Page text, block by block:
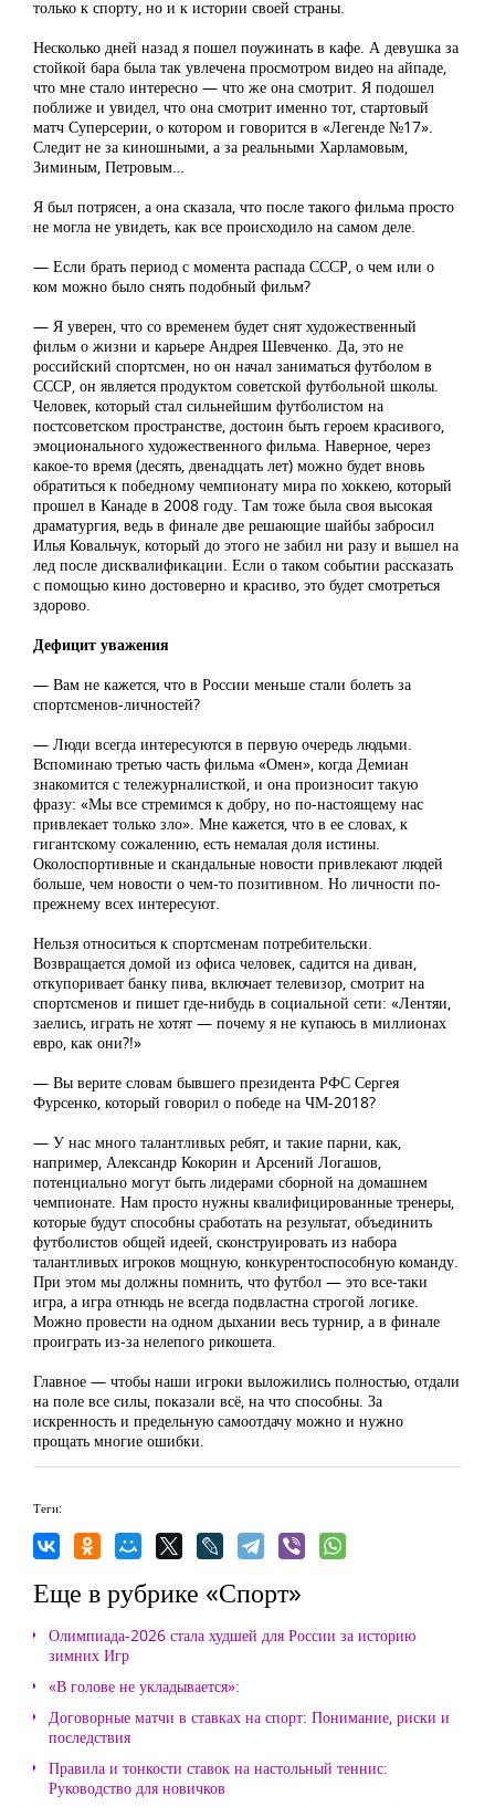
только к спорту, но и к истории своей страны.
Несколько дней назад я пошел поужинать в кафе. А девушка за
стойкой бара была так увлечена просмотром видео на айпаде,
что мне стало интересно — что же она смотрит. Я подошел
поближе и увидел, что она смотрит именно тот, стартовый
матч Суперсерии, о котором и говорится в «Легенде №17».
Следит не за киношными, а за реальными Харламовым,
Зиминым, Петровым…
Я был потрясен, а она сказала, что после такого фильма просто
не могла не увидеть, как все происходило на самом деле.
— Если брать период с момента распада СССР, о чем или о
ком можно было снять подобный фильм?
— Я уверен, что со временем будет снят художественный
фильм о жизни и карьере Андрея Шевченко. Да, это не
российский спортсмен, но он начал заниматься футболом в
СССР, он является продуктом советской футбольной школы.
Человек, который стал сильнейшим футболистом на
постсоветском пространстве, достоин быть героем красивого,
эмоционального художественного фильма. Наверное, через
какое-то время (десять, двенадцать лет) можно будет вновь
обратиться к победному чемпионату мира по хоккею, который
прошел в Канаде в 2008 году. Там тоже была своя высокая
драматургия, ведь в финале две решающие шайбы забросил
Илья Ковальчук, который до этого не забил ни разу и вышел на
лед после дисквалификации. Если о таком событии рассказать
с помощью кино достоверно и красиво, это будет смотреться
здорово.
Дефицит уважения
— Вам не кажется, что в России меньше стали болеть за
спортсменов-личностей?
— Люди всегда интересуются в первую очередь людьми.
Вспоминаю третью часть фильма «Омен», когда Демиан
знакомится с тележурналисткой, и она произносит такую
фразу: «Мы все стремимся к добру, но по-настоящему нас
привлекает только зло». Мне кажется, что в ее словах, к
гигантскому сожалению, есть немалая доля истины.
Околоспортивные и скандальные новости привлекают людей
больше, чем новости о чем-то позитивном. Но личности по-
прежнему всех интересуют.
Нельзя относиться к спортсменам потребительски.
Возвращается домой из офиса человек, садится на диван,
откупоривает банку пива, включает телевизор, смотрит на
спортсменов и пишет где-нибудь в социальной сети: «Лентяи,
заелись, играть не хотят — почему я не купаюсь в миллионах
евро, как они?!»
— Вы верите словам бывшего президента РФС Сергея
Фурсенко, который говорил о победе на ЧМ-2018?
— У нас много талантливых ребят, и такие парни, как,
например, Александр Кокорин и Арсений Логашов,
потенциально могут быть лидерами сборной на домашнем
чемпионате. Нам просто нужны квалифицированные тренеры,
которые будут способны сработать на результат, объединить
футболистов общей идеей, сконструировать из набора
талантливых игроков мощную, конкурентоспособную команду.
При этом мы должны помнить, что футбол — это все-таки
игра, а игра отнюдь не всегда подвластна строгой логике.
Можно провести на одном дыхании весь турнир, а в финале
проиграть из-за нелепого рикошета.
Главное — чтобы наши игроки выложились полностью, отдали
на поле все силы, показали всё, на что способны. За
искренность и предельную самоотдачу можно и нужно
прощать многие ошибки.
Теги:
Еще в рубрике «Спорт»
Олимпиада-2026 стала худшей для России за историю
зимних Игр
«В голове не укладывается»:
Договорные матчи в ставках на спорт: Понимание, риски и
последствия
Правила и тонкости ставок на настольный теннис:
Руководство для новичков